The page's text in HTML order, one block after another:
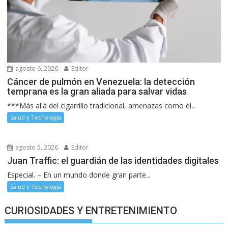
agosto 6, 2026 Editor
Cáncer de pulmón en Venezuela: la detección
temprana es la gran aliada para salvar vidas
***Más allá del cigarrillo tradicional, amenazas como el...
Salud y Tecnología
agosto 5, 2026 Editor
Juan Traffic: el guardián de las identidades digitales
Especial. – En un mundo donde gran parte...
Salud y Tecnología
CURIOSIDADES Y ENTRETENIMIENTO